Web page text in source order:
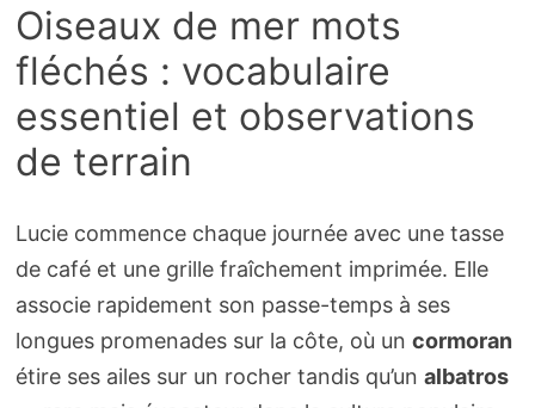
Oiseaux de mer mots
fléchés : vocabulaire
essentiel et observations
de terrain
Lucie commence chaque journée avec une tasse
de café et une grille fraîchement imprimée. Elle
associe rapidement son passe-temps à ses
longues promenades sur la côte, où un cormoran
étire ses ailes sur un rocher tandis qu’un albatros